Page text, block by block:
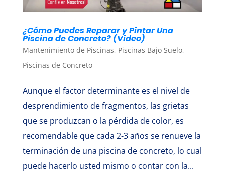
¿Cómo Puedes Reparar y Pintar Una
Piscina de Concreto? (Video)
Mantenimiento de Piscinas, Piscinas Bajo Suelo,
Piscinas de Concreto
Aunque el factor determinante es el nivel de
desprendimiento de fragmentos, las grietas
que se produzcan o la pérdida de color, es
recomendable que cada 2-3 años se renueve la
terminación de una piscina de concreto, lo cual
puede hacerlo usted mismo o contar con la...